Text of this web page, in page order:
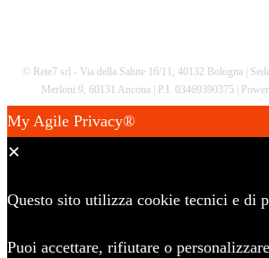
© Rete7 srl - Via della Salute 16/11, 40132 Bologna |
Merloni 9, 60131 Ancona | P.I. 03469390375 |
My Agile Privacy®
✕
Questo sito utilizza cookie tecnici e di
Puoi accettare, rifiutare o